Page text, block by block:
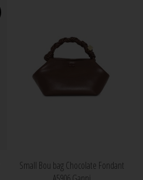
Small Bou bag Chocolate Fondant